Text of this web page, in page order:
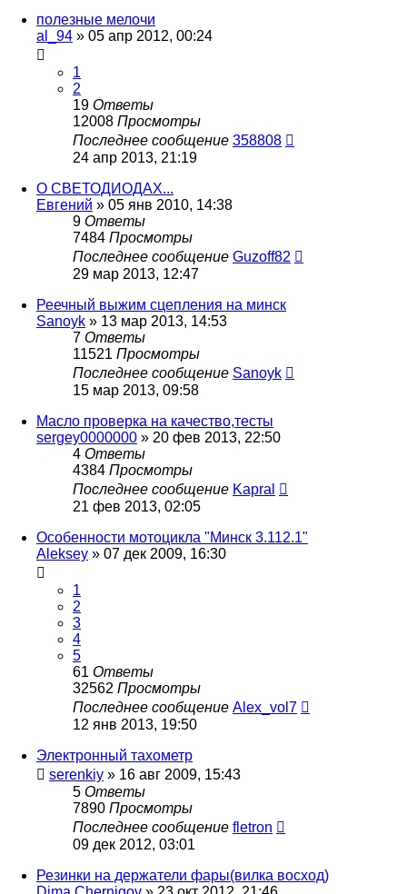
полезные мелочи
al_94 » 05 апр 2012, 00:24
1
2
19 Ответы
12008 Просмотры
Последнее сообщение 358808
24 апр 2013, 21:19
О СВЕТОДИОДАХ...
Евгений » 05 янв 2010, 14:38
9 Ответы
7484 Просмотры
Последнее сообщение Guzoff82
29 мар 2013, 12:47
Реечный выжим сцепления на минск
Sanoyk » 13 мар 2013, 14:53
7 Ответы
11521 Просмотры
Последнее сообщение Sanoyk
15 мар 2013, 09:58
Масло проверка на качество,тесты
sergey0000000 » 20 фев 2013, 22:50
4 Ответы
4384 Просмотры
Последнее сообщение Kapral
21 фев 2013, 02:05
Особенности мотоцикла "Минск 3.112.1"
Aleksey » 07 дек 2009, 16:30
1
2
3
4
5
61 Ответы
32562 Просмотры
Последнее сообщение Alex_vol7
12 янв 2013, 19:50
Электронный тахометр
serenkiy » 16 авг 2009, 15:43
5 Ответы
7890 Просмотры
Последнее сообщение fletron
09 дек 2012, 03:01
Резинки на держатели фары(вилка восход)